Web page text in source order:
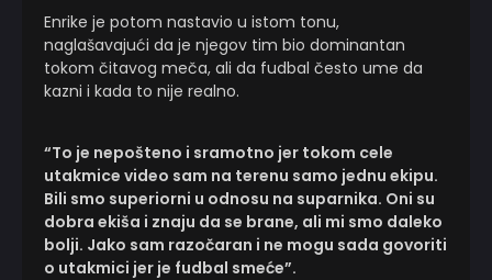
Enrike je potom nastavio u istom tonu,
naglašavajući da je njegov tim bio dominantan
tokom čitavog meča, ali da fudbal često ume da
kazni i kada to nije realno.
“To je nepošteno i sramotno jer tokom cele
utakmice video sam na terenu samo jednu ekipu.
Bili smo superiorni u odnosu na suparnika. Oni su
dobra ekiša i znaju da se brane, ali mi smo daleko
bolji. Jako sam razočaran i ne mogu sada govoriti
o utakmici jer je fudbal smeće”.